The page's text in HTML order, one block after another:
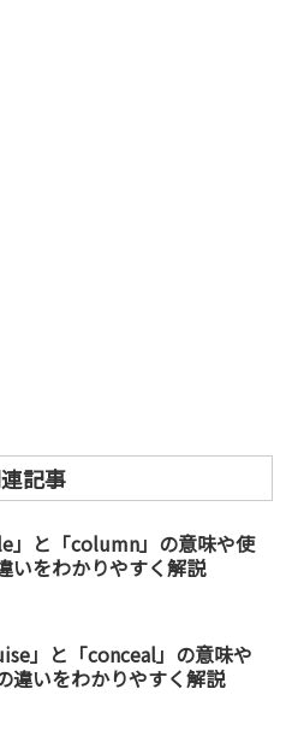
記事
」と「column」の意味や使
いをわかりやすく解説
」と「conceal」の意味や
違いをわかりやすく解説